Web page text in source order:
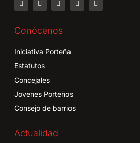
Conócenos
Iniciativa Porteña
Estatutos
Concejales
Jovenes Porteños
Consejo de barrios
Actualidad